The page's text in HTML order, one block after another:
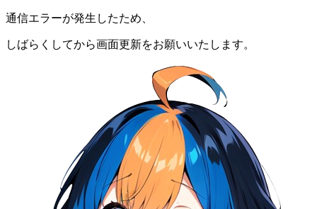
通信エラーが発生したため、
しばらくしてから画面更新をお願いいたします。